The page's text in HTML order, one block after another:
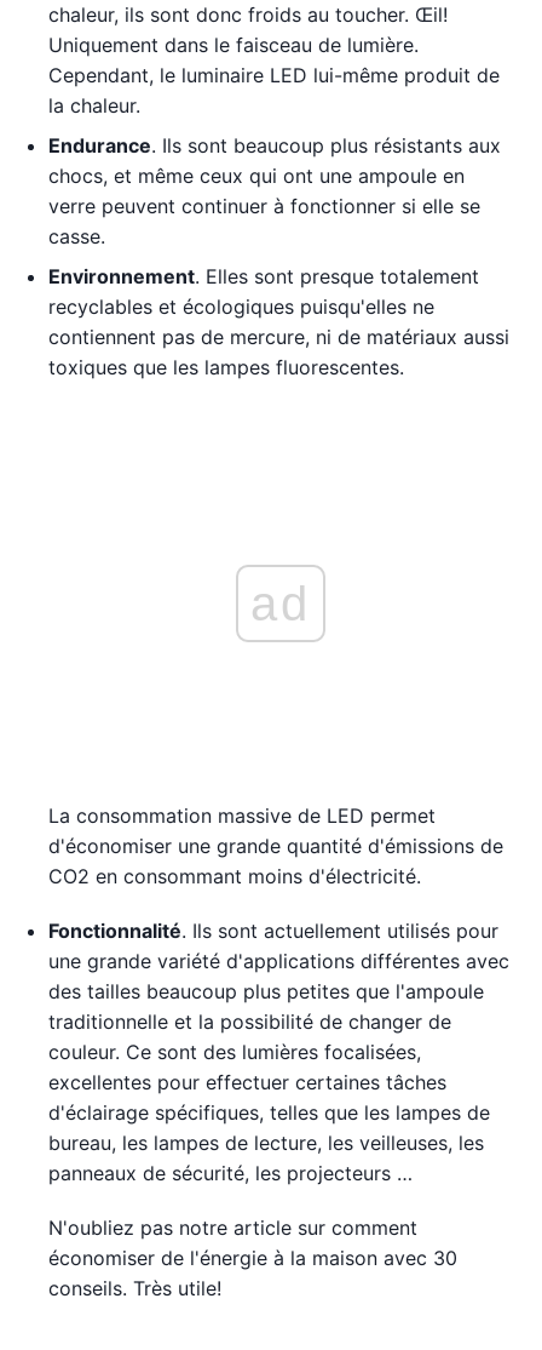
chaleur, ils sont donc froids au toucher. Œil!
Uniquement dans le faisceau de lumière.
Cependant, le luminaire LED lui-même produit de
la chaleur.
Endurance. Ils sont beaucoup plus résistants aux
chocs, et même ceux qui ont une ampoule en
verre peuvent continuer à fonctionner si elle se
casse.
Environnement. Elles sont presque totalement
recyclables et écologiques puisqu'elles ne
contiennent pas de mercure, ni de matériaux aussi
toxiques que les lampes fluorescentes.
ad
La consommation massive de LED permet
d'économiser une grande quantité d'émissions de
CO2 en consommant moins d'électricité.
Fonctionnalité. Ils sont actuellement utilisés pour
une grande variété d'applications différentes avec
des tailles beaucoup plus petites que l'ampoule
traditionnelle et la possibilité de changer de
couleur. Ce sont des lumières focalisées,
excellentes pour effectuer certaines tâches
d'éclairage spécifiques, telles que les lampes de
bureau, les lampes de lecture, les veilleuses, les
panneaux de sécurité, les projecteurs …
N'oubliez pas notre article sur comment
économiser de l'énergie à la maison avec 30
conseils. Très utile!